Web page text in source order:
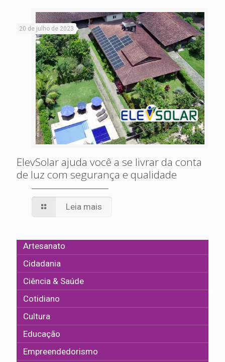
20 de julho de 2023
ElevSolar ajuda você a se livrar da conta
de luz com segurança e qualidade
Leia mais
Artesanato
Cidadania
Ciência & Saúde
Cotidiano
Cultura
Educação
Empreendedorismo